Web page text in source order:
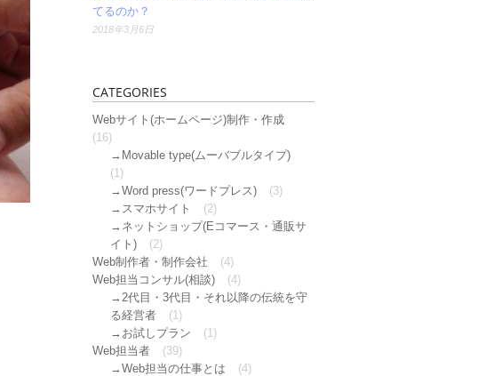
てるのか？
2018年3月6日
CATEGORIES
Webサイト(ホームページ)制作・作成
(16)
Movable type(ムーバブルタイプ)
(1)
Word press(ワードプレス)
(3)
スマホサイト
(2)
ネットショップ(Eコマース・通販サ
イト)
(2)
Web制作者・制作会社
(4)
Web担当コンサル(相談)
(4)
2代目・3代目・それ以降の伝統を守
る経営者
(1)
お試しプラン
(1)
Web担当者
(39)
Web担当の仕事とは
(4)